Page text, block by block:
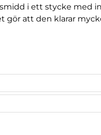
i ett stycke med
gör att den klarar